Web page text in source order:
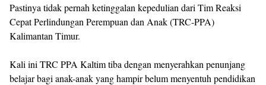
Pastinya tidak pernah ketinggalan kepedulian dari Tim Reaksi
Cepat Perlindungan Perempuan dan Anak (TRC-PPA)
Kalimantan Timur.
Kali ini TRC PPA Kaltim tiba dengan menyerahkan penunjang
belajar bagi anak-anak yang hampir belum menyentuh pendidikan